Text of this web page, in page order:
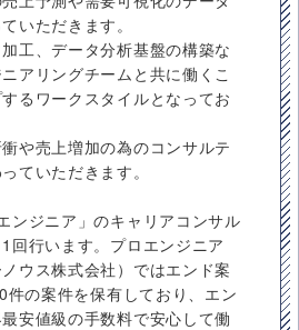
いただきます。
工、データ分析基盤の構築な
アリングチームと共に働くこ
るワークスタイルとなってお
や売上増加の為のコンサルテ
ていただきます。
ンジニア」のキャリアコンサル
回行います。プロエンジニア
ノウス株式会社）ではエンド案
の案件を保有しており、エン
安値級の手数料で安心して働